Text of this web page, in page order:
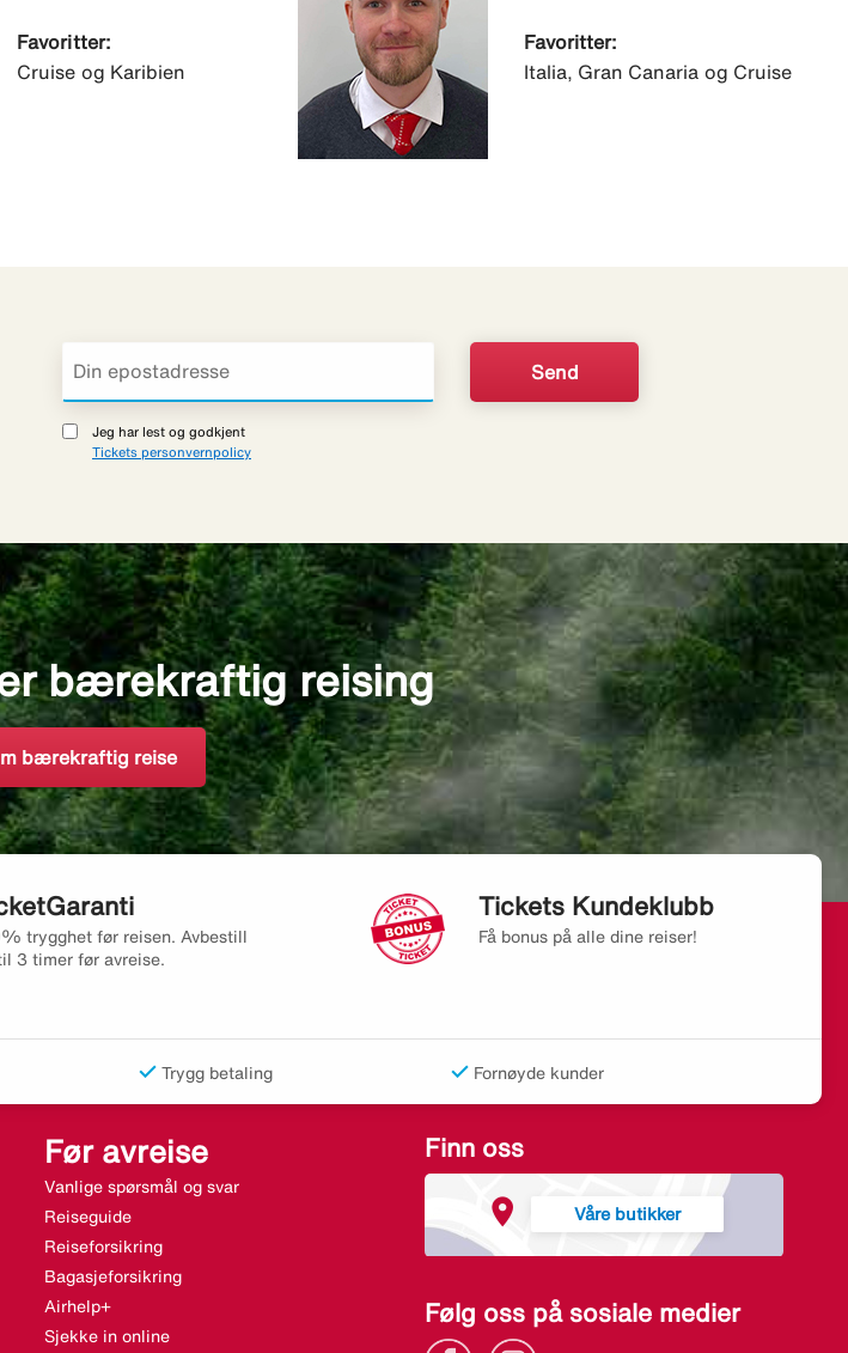
Favoritter:
Cruise og Karibien
Favoritter:
Italia, Gran Canaria og Cruise
Jeg har lest og godkjent
Tickets personvernpolicy
bærekraftig reising
bærekraftig reise
trygghet før reisen. Avbestill
3 timer før avreise.
Tickets Kundeklubb
Få bonus på alle dine reiser!
Trygg betaling Fornøyde kunder
Før avreise
Vanlige spørsmål og svar
Reiseguide
Reiseforsikring
Bagasjeforsikring
Airhelp+
Sjekke in online
Finn oss
Våre butikker
Følg oss på sosiale medier